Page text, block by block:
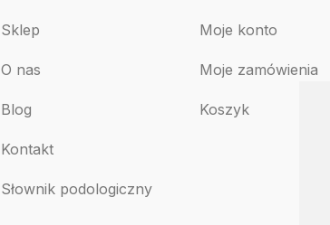
Sklep
O nas
Blog
Kontakt
Słownik podologiczny
Moje konto
Moje zamówienia
Koszyk